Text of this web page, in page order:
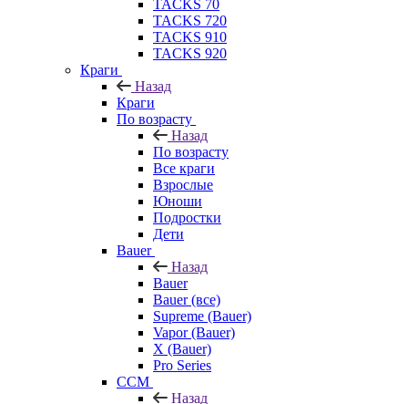
TACKS 70
TACKS 720
TACKS 910
TACKS 920
Краги
Назад
Краги
По возрасту
Назад
По возрасту
Все краги
Взрослые
Юноши
Подростки
Дети
Bauer
Назад
Bauer
Bauer (все)
Supreme (Bauer)
Vapor (Bauer)
X (Bauer)
Pro Series
CCM
Назад